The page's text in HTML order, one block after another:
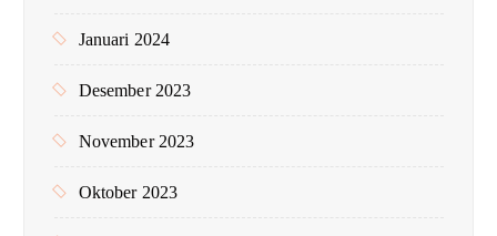
Januari 2024
Desember 2023
November 2023
Oktober 2023